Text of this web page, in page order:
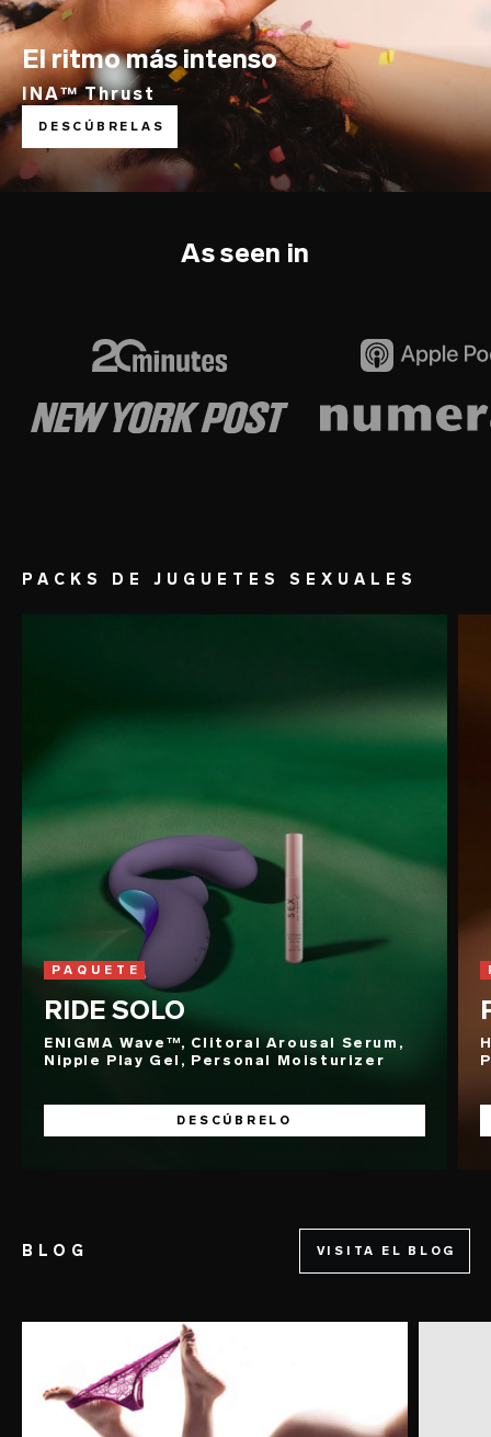
El ritmo más intenso
INA™ Thrust
DESCÚBRELAS
As seen in
PACKS DE JUGUETES SEXUALES
PAQUETE
RIDE SOLO
ENIGMA Wave™, Clitoral Arousal Serum,
Nipple Play Gel, Personal Moisturizer
DESCÚBRELO
BLOG VISITA EL BLOG